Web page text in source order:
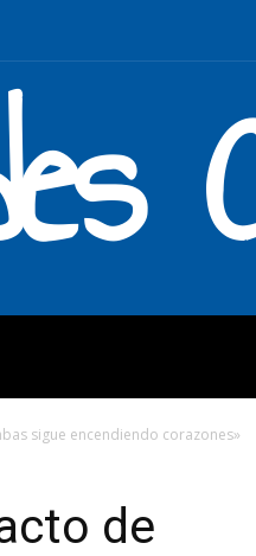
sigue encendiendo corazones»
de